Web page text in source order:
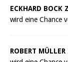
ECKHARD BOCK
wird eine Chance
ROBERT MÜLLER